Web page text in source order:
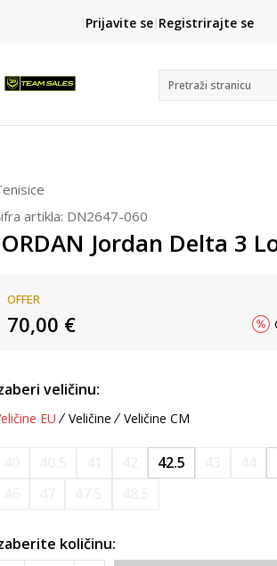
CLICK& COLLECT
besplatno preuzimanje
Prijavite se Registrirajte se
Pretraži stranicu
artikla: DN2647-060
Jordan Delta 3
OFFER
70,00 €
veličinu:
EU Veličine Veličine CM
42.5
količinu: